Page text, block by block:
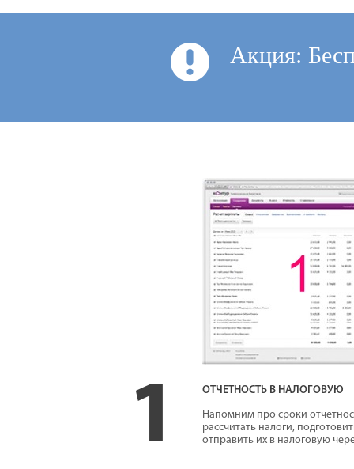
Акция:
1 ОТЧЕТНОСТЬ В НАЛОГОВУЮ
Напомним про сроки
рассчитать налоги,
отправить их в налоговую